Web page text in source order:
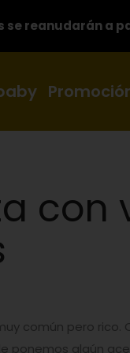
se reanudarán a
con
común pero rico.
ponemos algún